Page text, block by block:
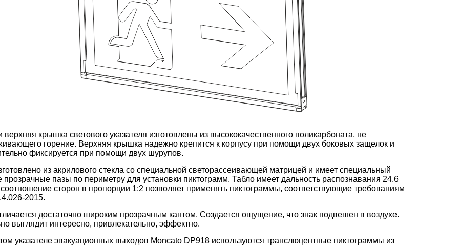
верхняя крышка светового указателя изготовлены из высококачественного поликарбоната, не
горение. Верхняя крышка надежно крепится к корпусу при помощи двух боковых защелок и
фиксируется при помощи двух шурупов.
из акрилового стекла со специальной светорассеивающей матрицей и имеет специальный
прозрачные пазы по периметру для установки пиктограмм. Табло имеет дальность распознавания 24.6
сторон в пропорции 1:2 позволяет применять пиктограммы, соответствующие требованиям
2015.
достаточно широким прозрачным кантом. Создается ощущение, что знак подвешен в воздухе.
выглядит интересно, привлекательно, эффектно.
указателе эвакуационных выходов Moncato DP918 используются транслюцентные пиктограммы из